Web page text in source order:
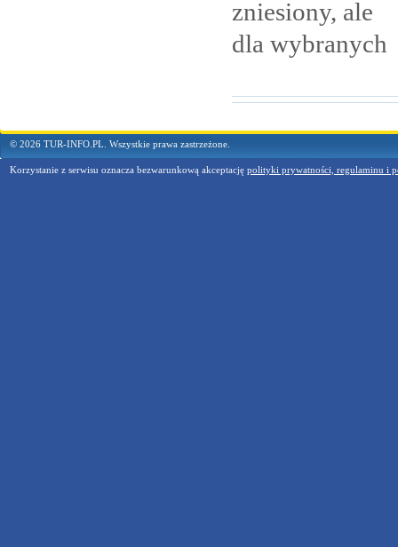
zniesiony, ale
dla wybranych
© 2026 TUR-INFO.PL. Wszystkie prawa zastrzeżone.
Korzystanie z serwisu oznacza bezwarunkową akceptację polityki prywatności, regulaminu i